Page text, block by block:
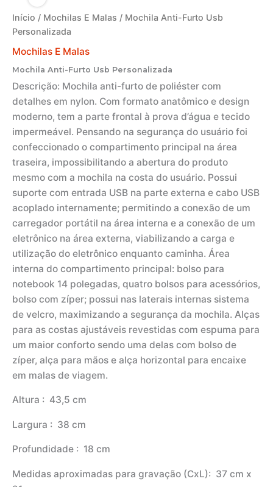
Início / Mochilas E Malas / Mochila Anti-Furto Usb
Personalizada
Mochilas E Malas
Mochila Anti-Furto Usb Personalizada
Descrição: Mochila anti-furto de poliéster com
detalhes em nylon. Com formato anatômico e design
moderno, tem a parte frontal à prova d’água e tecido
impermeável. Pensando na segurança do usuário foi
confeccionado o compartimento principal na área
traseira, impossibilitando a abertura do produto
mesmo com a mochila na costa do usuário. Possui
suporte com entrada USB na parte externa e cabo USB
acoplado internamente; permitindo a conexão de um
carregador portátil na área interna e a conexão de um
eletrônico na área externa, viabilizando a carga e
utilização do eletrônico enquanto caminha. Área
interna do compartimento principal: bolso para
notebook 14 polegadas, quatro bolsos para acessórios,
bolso com zíper; possui nas laterais internas sistema
de velcro, maximizando a segurança da mochila. Alças
para as costas ajustáveis revestidas com espuma para
um maior conforto sendo uma delas com bolso de
zíper, alça para mãos e alça horizontal para encaixe
em malas de viagem.
Altura : 43,5 cm
Largura : 38 cm
Profundidade : 18 cm
Medidas aproximadas para gravação (CxL): 37 cm x